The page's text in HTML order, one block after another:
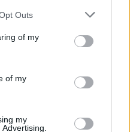
Outs
of my
of my
my
4,5 εκατομμύρια